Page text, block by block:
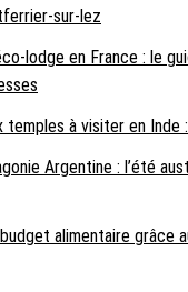
sur-lez
lodge en France : le
temples à visiter en Inde
Argentine : l’été
alimentaire grâce